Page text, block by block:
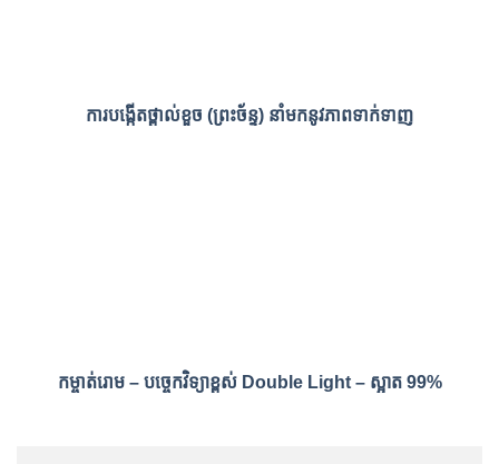
ការបង្កើតថ្ពាល់ខួច (ព្រះច័ន្ទ) នាំមកនូវភាពទាក់ទាញ
កម្ចាត់រោម – បច្ចេកវិទ្យាខ្ពស់ Double Light – ស្អាត 99%